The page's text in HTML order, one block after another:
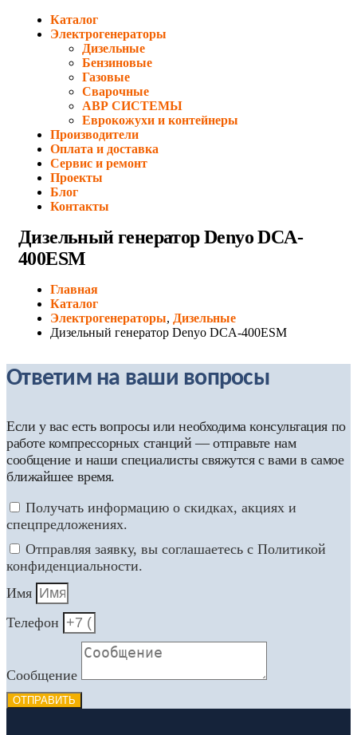
Каталог
Электрогенераторы
Дизельные
Бензиновые
Газовые
Сварочные
АВР СИСТЕМЫ
Еврокожухи и контейнеры
Производители
Оплата и доставка
Сервис и ремонт
Проекты
Блог
Контакты
Дизельный генератор Denyo DCA-
400ESM
Главная
Каталог
Электрогенераторы, Дизельные
Дизельный генератор Denyo DCA-400ESM
Ответим на ваши вопросы
Если у вас есть вопросы или необходима консультация по
работе компрессорных станций — отправьте нам
сообщение и наши специалисты свяжутся с вами в самое
ближайшее время.
Получать информацию о скидках, акциях и
спецпредложениях.
Отправляя заявку, вы соглашаетесь с Политикой
конфиденциальности.
Имя
Телефон
Сообщение
ОТПРАВИТЬ